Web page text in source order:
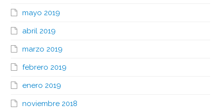
mayo 2019
abril 2019
marzo 2019
febrero 2019
enero 2019
noviembre 2018